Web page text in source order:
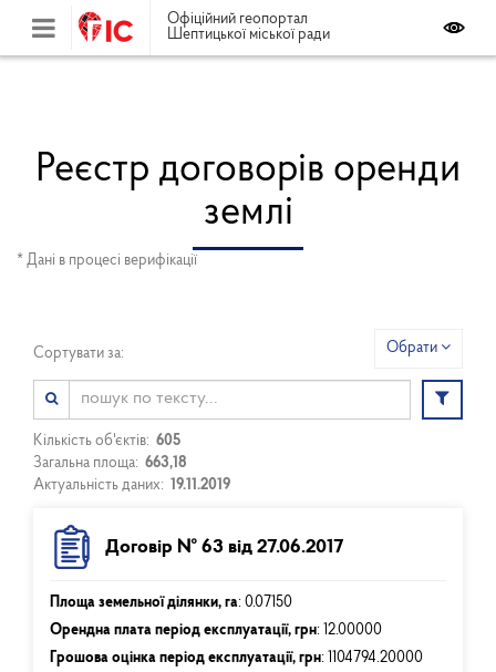
Офіційний геопортал
Шептицької міської ради
Реєстр договорів оренди
землі
* Дані в процесі верифікації
Сортувати за: Обрати
Кількість об'єктів: 605
Загальна площа: 663,18
Актуальність даних: 19.11.2019
Договір № 63 від 27.06.2017
Площа земельної ділянки, га: 0.07150
Орендна плата період експлуатації, грн: 12.00000
Грошова оцінка період експлуатації, грн: 1104794.20000